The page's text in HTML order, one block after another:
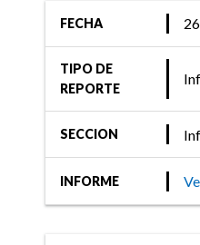
FECHA
TIPO DE
REPORTE
SECCION
INFORME